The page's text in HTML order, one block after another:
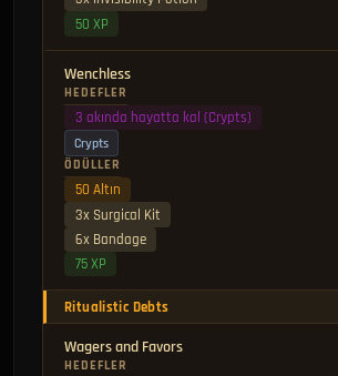
50 XP
Wenchless
HEDEFLER
3 akında hayatta kal (Crypts)
Crypts
ÖDÜLLER
50 Altın
3x Surgical Kit
6x Bandage
75 XP
Ritualistic Debts
Wagers and Favors
HEDEFLER